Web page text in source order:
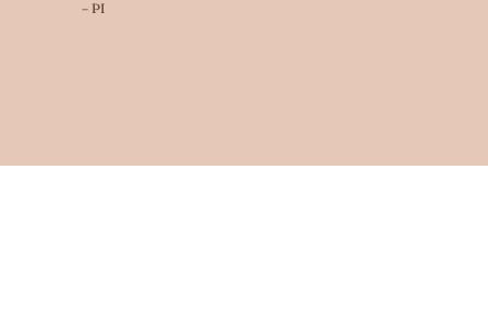
– PI